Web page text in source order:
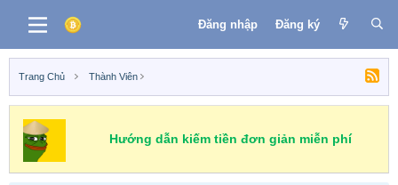
Đăng nhập Đăng ký
Trang Chủ Thành Viên
Hướng dẫn kiếm tiền đơn giản miễn phí